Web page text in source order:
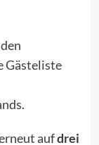
Gästeliste
aufdrei